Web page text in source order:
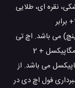
نقره ای، طلایی
دارد. سایز کل گوشی موبایل اچ تی سی دیزایر 12+ برابر
میلیمتر (6.23×3.02×0.33 اینچ) می باشد. اچ تی
سی Desire 12 پلاس دارای دوربین دوتایی: 13 مگاپیکسل + 2
پشت و همچنین دوربین سلفی 8 مگاپیکسل می باشد. از
فول اچ دی در